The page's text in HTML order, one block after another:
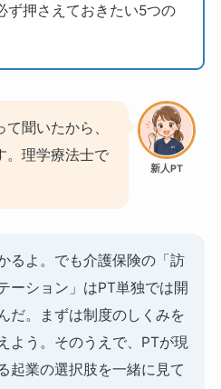
ず押さえておきたい5つの
新人PT
て聞いたから、
。理学療法士で
るよ。でも介護保険の「訪
ーション」はPT単独では開
だ。まずは制度のしくみを
よう。そのうえで、PTが現
起業の選択肢を一緒に見て